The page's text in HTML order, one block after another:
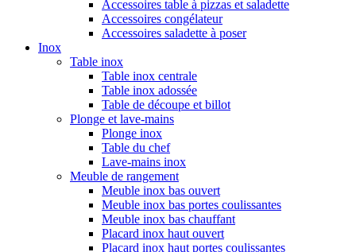
Accessoires table à pizzas et saladette
Accessoires congélateur
Accessoires saladette à poser
Inox
Table inox
Table inox centrale
Table inox adossée
Table de découpe et billot
Plonge et lave-mains
Plonge inox
Table du chef
Lave-mains inox
Meuble de rangement
Meuble inox bas ouvert
Meuble inox bas portes coulissantes
Meuble inox bas chauffant
Placard inox haut ouvert
Placard inox haut portes coulissantes